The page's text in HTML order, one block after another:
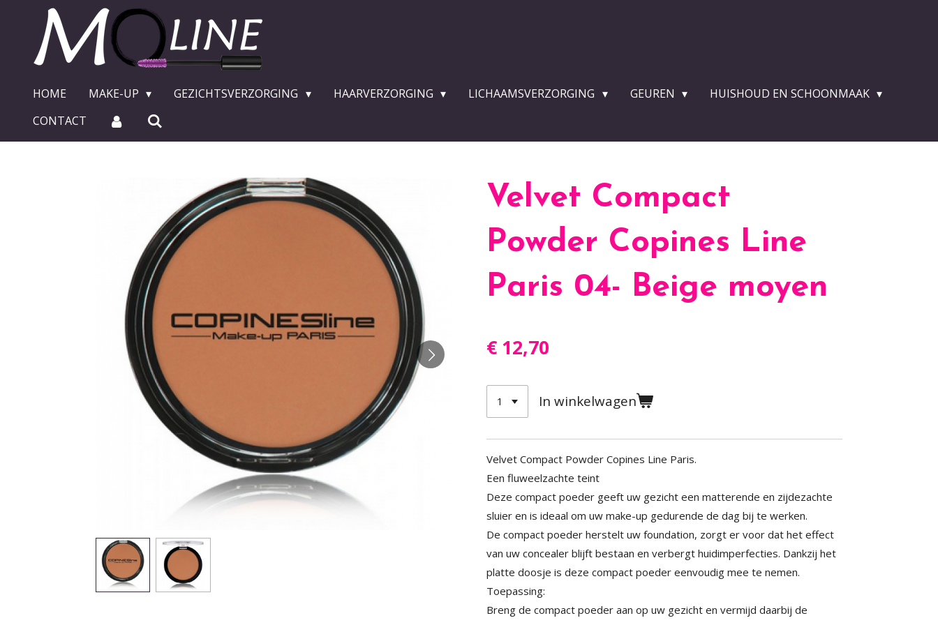
hoofdinhoud
HOME MAKE-UP GEZICHTSVERZORGING HAARVERZORGING LICHAAMSVERZORGING GEUREN
HUISHOUD EN SCHOONMAAK
CONTACT
Velvet Compact
Powder Copines Line
Paris 04- Beige moyen
€ 12,70
In winkelwagen
Velvet Compact Powder Copines Line Paris.
Een fluweelzachte teint
Deze compact poeder geeft uw gezicht een matterende en zijdezachte
sluier en is ideaal om uw make-up gedurende de dag bij te werken.
De compact poeder herstelt uw foundation, zorgt er voor dat het effect
van uw concealer blijft bestaan en verbergt huidimperfecties. Dankzij het
platte doosje is deze compact poeder eenvoudig mee te nemen.
Toepassing:
Breng de compact poeder aan op uw gezicht en vermijd daarbij de